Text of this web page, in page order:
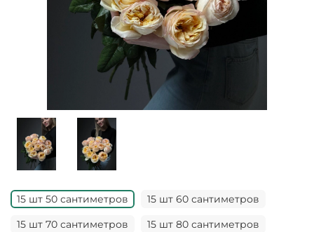
15 шт 50 сантиметров 15 шт 60 сантиметров
15 шт 70 сантиметров 15 шт 80 сантиметров